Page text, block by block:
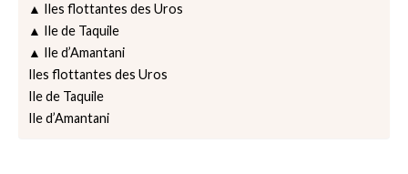
▲ Iles flottantes des Uros
▲ Ile de Taquile
▲ Ile d’Amantani
Iles flottantes des Uros
Ile de Taquile
Ile d’Amantani